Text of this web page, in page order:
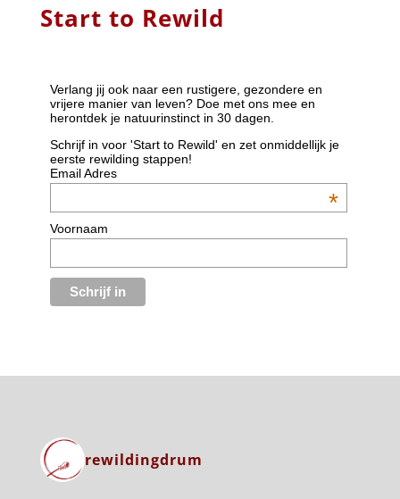
Start to Rewild
Verlang jij ook naar een rustigere, gezondere en
vrijere manier van leven? Doe met ons mee en
herontdek je natuurinstinct in 30 dagen.
Schrijf in voor 'Start to Rewild' en zet onmiddellijk je
eerste rewilding stappen!
Email Adres
*
Voornaam
rewildingdrum